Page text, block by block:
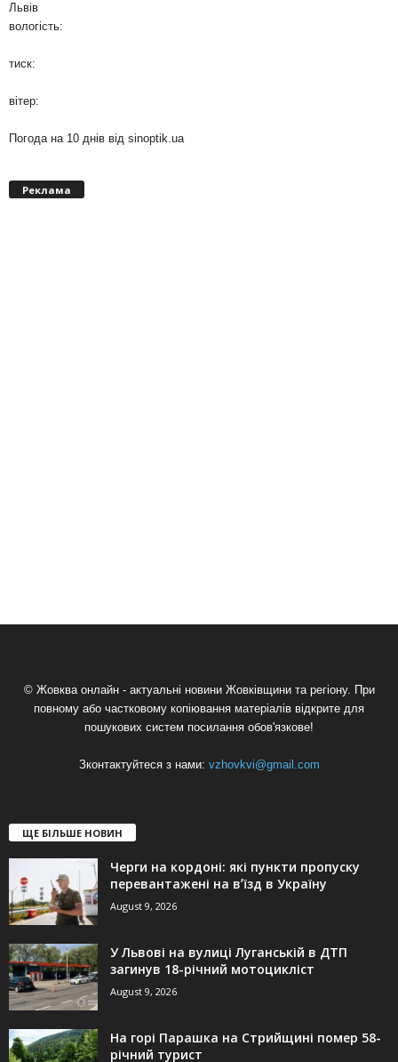
Львів
вологість:
тиск:
вітер:
Погода на 10 днів від sinoptik.ua
Реклама
© Жовква онлайн - актуальні новини Жовківщини та регіону. При
повному або частковому копіювання матеріалів відкрите для
пошукових систем посилання обов'язкове!
Зконтактуйтеся з нами: vzhovkvi@gmail.com
ЩЕ БІЛЬШЕ НОВИН
Черги на кордоні: які пункти пропуску
перевантажені на вʼїзд в Україну
August 9, 2026
У Львові на вулиці Луганській в ДТП
загинув 18-річний мотоцикліст
August 9, 2026
На горі Парашка на Стрийщині помер 58-
річний турист